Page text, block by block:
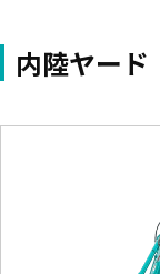
内陸ヤード